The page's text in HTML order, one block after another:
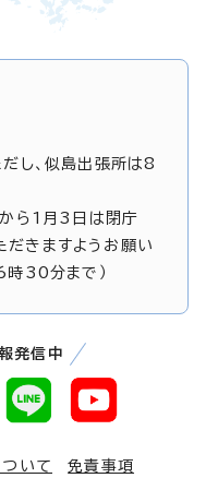
し、似島出張所は8
ら1月3日は閉庁
だきますようお願い
時30分まで）
発信中
いて 免責事項